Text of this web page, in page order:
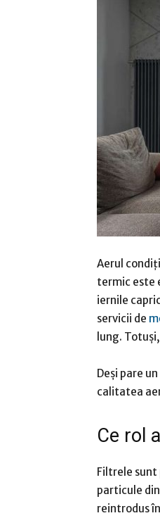
Aerul
termic este
iernile
servicii de
lung.
Deși pare
calitatea
Ce rol
Filtrele sunt
particule
reintrodus